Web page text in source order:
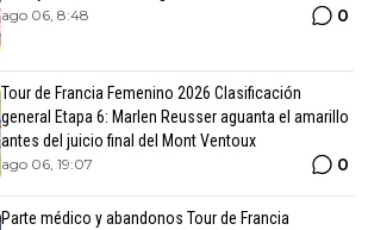
ago 06, 8:48 0
Tour de Francia Femenino 2026 Clasificación
general Etapa 6: Marlen Reusser aguanta el amarillo
antes del juicio final del Mont Ventoux
ago 06, 19:07 0
Parte médico y abandonos Tour de Francia